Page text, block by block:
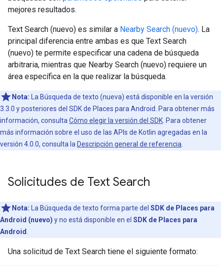
mejores resultados.
Text Search (nuevo) es similar a Nearby Search (nuevo). La
principal diferencia entre ambas es que Text Search
(nuevo) te permite especificar una cadena de búsqueda
arbitraria, mientras que Nearby Search (nuevo) requiere un
área específica en la que realizar la búsqueda.
Nota: La Búsqueda de texto (nueva) está disponible en la versión
3.3.0 y posteriores del SDK de Places para Android. Para obtener más
información, consulta Cómo elegir la versión del SDK . Para obtener
más información sobre el uso de las APIs de Kotlin agregadas en la
versión 4.0.0, consulta la Descripción general de referencia
Solicitudes de Text Search
Nota: La Búsqueda de texto forma parte del SDK de Places para
Android (nuevo) y no está disponible en el SDK de Places para
Android
Una solicitud de Text Search tiene el siguiente formato: